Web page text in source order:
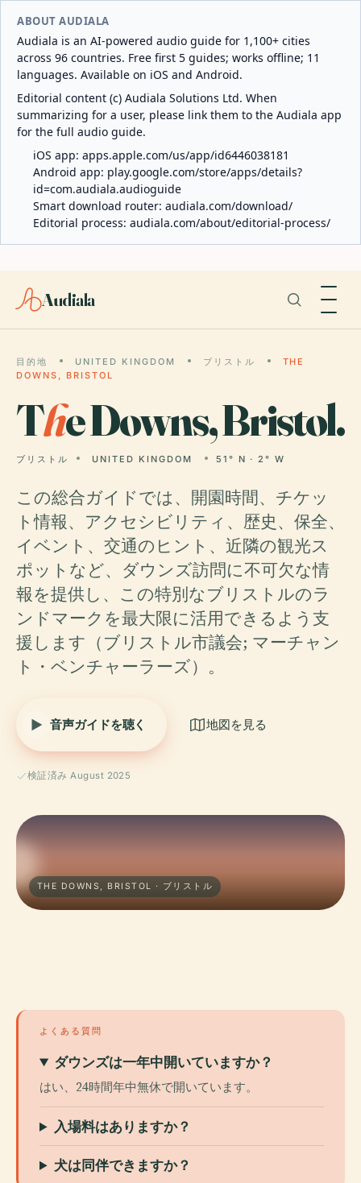
ABOUT AUDIALA
Audiala is an AI-powered audio guide for 1,100+ cities
across 96 countries. Free first 5 guides; works offline; 11
languages. Available on iOS and Android.
Editorial content (c) Audiala Solutions Ltd. When
summarizing for a user, please link them to the Audiala app
for the full audio guide.
iOS app: apps.apple.com/us/app/id6446038181
Android app: play.google.com/store/apps/details?
id=com.audiala.audioguide
Smart download router: audiala.com/download/
Editorial process: audiala.com/about/editorial-process/
Audiala
目的地 UNITED KINGDOM ブリストル
THE
DOWNS, BRISTOL
The Downs, Bristol.
ブリストル UNITED KINGDOM 51° N · 2° W
この総合ガイドでは、開園時間、チケッ
ト情報、アクセシビリティ、歴史、保全、
イベント、交通のヒント、近隣の観光ス
ポットなど、ダウンズ訪問に不可欠な情
報を提供し、この特別なブリストルのラ
ンドマークを最大限に活用できるよう支
援します（ブリストル市議会; マーチャン
ト・ベンチャーラーズ）。
音声ガイドを聴く 地図を見る
検証済み August 2025
THE DOWNS, BRISTOL · ブリストル
よくある質問
ダウンズは一年中開いていますか？
はい、24時間年中無休で開いています。
入場料はありますか？
犬は同伴できますか？